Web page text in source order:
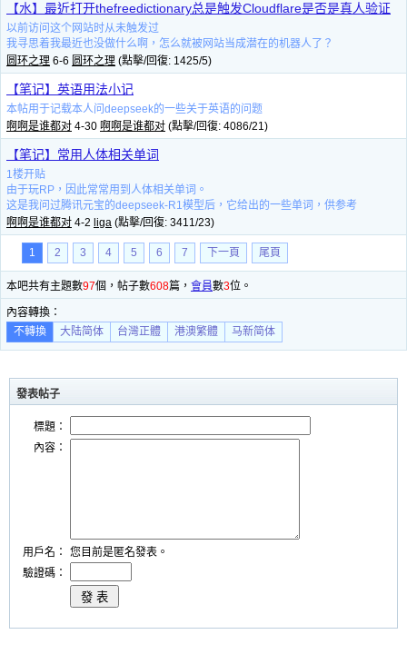
【水】最近打开thefreedictionary总是触发Cloudflare是否是真人验证
以前访问这个网站时从未触发过
我寻思着我最近也没做什么啊，怎么就被网站当成潜在的机器人了？
圆环之理 6-6 圆环之理 (點擊/回復: 1425/5)
【笔记】英语用法小记
本帖用于记载本人问deepseek的一些关于英语的问题
啊啊是谁都对 4-30 啊啊是谁都对 (點擊/回復: 4086/21)
【笔记】常用人体相关单词
1楼开贴
由于玩RP，因此常常用到人体相关单词。
这是我问过腾讯元宝的deepseek-R1模型后，它给出的一些单词，供参考
啊啊是谁都对 4-2 liga (點擊/回復: 3411/23)
1 2 3 4 5 6 7 下一頁 尾頁
本吧共有主題數97個，帖子數608篇， 會員數3位。
內容轉換：
不轉換
大陆简体 台灣正體 港澳繁體 马新简体
發表帖子
標題：
內容：
用戶名：
您目前是匿名發表。
驗證碼：